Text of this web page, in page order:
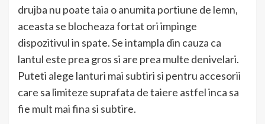
drujba nu poate taia o anumita portiune de lemn,
aceasta se blocheaza fortat ori impinge
dispozitivul in spate. Se intampla din cauza ca
lantul este prea gros si are prea multe denivelari.
Puteti alege lanturi mai subtiri si pentru accesorii
care sa limiteze suprafata de taiere astfel inca sa
fie mult mai fina si subtire.